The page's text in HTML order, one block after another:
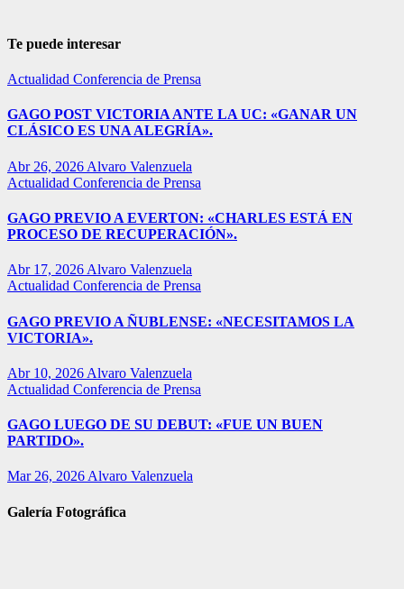
Te puede interesar
Actualidad Conferencia de Prensa
GAGO POST VICTORIA ANTE LA UC: «GANAR UN
CLÁSICO ES UNA ALEGRÍA».
Abr 26, 2026 Alvaro Valenzuela
Actualidad Conferencia de Prensa
GAGO PREVIO A EVERTON: «CHARLES ESTÁ EN
PROCESO DE RECUPERACIÓN».
Abr 17, 2026 Alvaro Valenzuela
Actualidad Conferencia de Prensa
GAGO PREVIO A ÑUBLENSE: «NECESITAMOS LA
VICTORIA».
Abr 10, 2026 Alvaro Valenzuela
Actualidad Conferencia de Prensa
GAGO LUEGO DE SU DEBUT: «FUE UN BUEN
PARTIDO».
Mar 26, 2026 Alvaro Valenzuela
Galería Fotográfica